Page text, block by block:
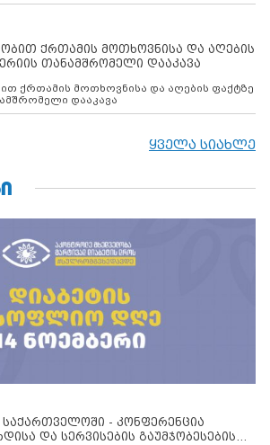
ქრთამის მოთხოვნისა და აღების
თანამშრომელი დააკავა
დააკავა
ყველა სიახლე
- კონფერენცია
და სერვისების გაუმჯობესების